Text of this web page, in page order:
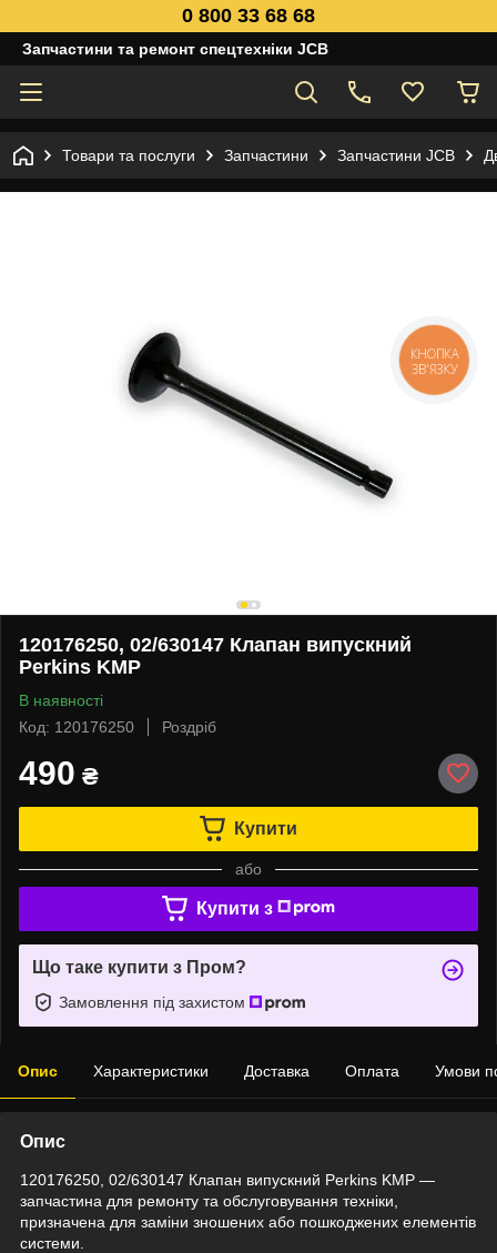
0 800 33 68 68
Запчастини та ремонт спецтехніки JCB
Товари та послуги Запчастини Запчастини JCB
120176250, 02/630147 Клапан випускний
Perkins KMP
В наявності
Код: 120176250
Роздріб
490 ₴
Купити
або
Купити з
Що таке купити з Пром?
Замовлення під захистом
Опис Характеристики Доставка Оплата Умови
Опис
120176250, 02/630147 Клапан випускний Perkins KMP —
запчастина для ремонту та обслуговування техніки,
призначена для заміни зношених або пошкоджених елементів
системи.
КНОПКА
ЗВ'ЯЗКУ